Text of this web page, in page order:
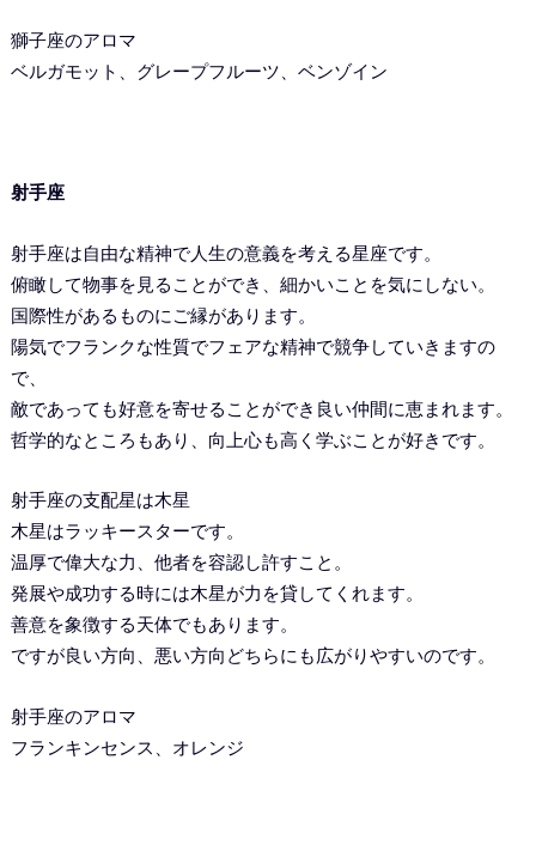
獅子座のアロマ
ベルガモット、グレープフルーツ、ベンゾイン
射手座
射手座は自由な精神で人生の意義を考える星座です。
俯瞰して物事を見ることができ、細かいことを気にしない。
国際性があるものにご縁があります。
陽気でフランクな性質でフェアな精神で競争していきますの
で、
敵であっても好意を寄せることができ良い仲間に恵まれます。
哲学的なところもあり、向上心も高く学ぶことが好きです。
射手座の支配星は木星
木星はラッキースターです。
温厚で偉大な力、他者を容認し許すこと。
発展や成功する時には木星が力を貸してくれます。
善意を象徴する天体でもあります。
ですが良い方向、悪い方向どちらにも広がりやすいのです。
射手座のアロマ
フランキンセンス、オレンジ